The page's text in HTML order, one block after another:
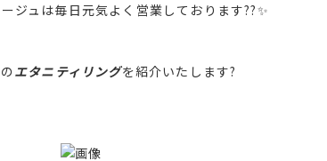
ジュは毎日元気よく営業しております?‍?✨
のエタニティリングを紹介いたします?